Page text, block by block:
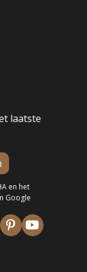
laatste
en het
Google